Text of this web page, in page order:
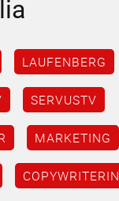
LAUFENBERG
SERVUSTV
MARKETING
COPYWRITERIN